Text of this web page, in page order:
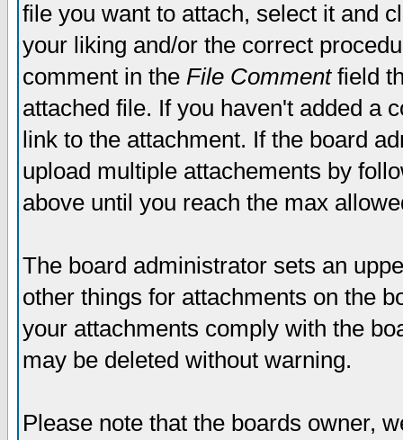
file you want to attach, select it and
your liking and/or the correct
comment in the File Commentfield
attached file. If you haven't added a
link to the attachment. If the board
upload multiple attachements by
above until you reach the max
The board administrator sets an
other things for attachments on the
your attachments comply with the
may be deleted without warning.
Please note that the boards owner,